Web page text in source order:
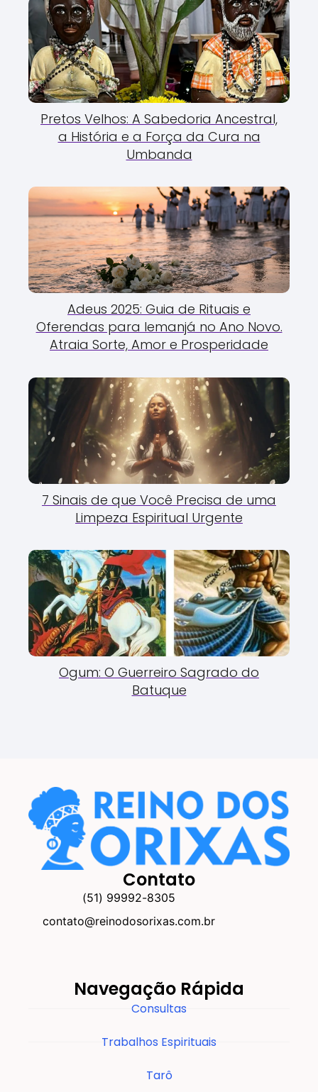
Pretos Velhos: A Sabedoria Ancestral,
a História e a Força da Cura na
Umbanda
Adeus 2025: Guia de Rituais e
Oferendas para Iemanjá no Ano Novo.
Atraia Sorte, Amor e Prosperidade
7 Sinais de que Você Precisa de uma
Limpeza Espiritual Urgente
Ogum: O Guerreiro Sagrado do
Batuque
Contato
(51) 99992-8305
contato@reinodosorixas.com.br
Navegação Rápida
Consultas
Trabalhos Espirituais
Tarô